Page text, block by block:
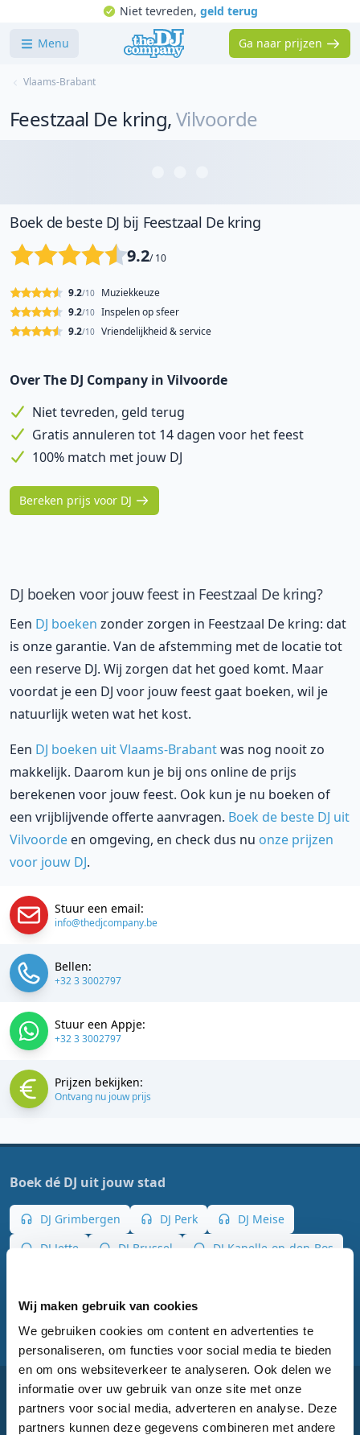
Wij maken gebruik van cookies
We gebruiken cookies om content en advertenties te
personaliseren, om functies voor social media te bieden
en om ons websiteverkeer te analyseren. Ook delen we
informatie over uw gebruik van onze site met onze
partners voor social media, adverteren en analyse. Deze
partners kunnen deze gegevens combineren met andere
Niet tevreden, geld terug
Menu Ga naar prijzen
Vlaams-Brabant
Feestzaal De kring,Vilvoorde
Boek de beste DJ bij Feestzaal De kring
9.2/ 10
Muziekkeuze
9.2/10
Inspelen op sfeer
9.2/10
Vriendelijkheid & service
9.2/10
Over The DJ Company in Vilvoorde
Niet tevreden, geld terug
Gratis annuleren tot 14 dagen voor het feest
100% match met jouw DJ
Bereken prijs voor DJ
DJ boeken voor jouw feest in Feestzaal De kring?
Een DJ boeken zonder zorgen in Feestzaal De kring: dat
is onze garantie. Van de afstemming met de locatie tot
een reserve DJ. Wij zorgen dat het goed komt. Maar
voordat je een DJ voor jouw feest gaat boeken, wil je
natuurlijk weten wat het kost.
Een DJ boeken uit Vlaams-Brabantwas nog nooit zo
makkelijk. Daarom kun je bij ons online de prijs
berekenen voor jouw feest. Ook kun je nu boeken of
een vrijblijvende offerte aanvragen. Boek de beste DJ uit
Vilvoorde en omgeving, en check dus nu onze prijzen
voor jouw DJ.
Stuur een email:
info@thedjcompany.be
Bellen:
+32 3 3002797
Stuur een Appje:
+32 3 3002797
Prijzen bekijken:
Ontvang nu jouw prijs
Boek dé DJ uit jouw stad
DJ Grimbergen DJ Perk
DJ Meise
DJ Jette
DJ Brussel
DJ Kapelle-op-den-Bos
DJ Willebroek
Snel navigeren